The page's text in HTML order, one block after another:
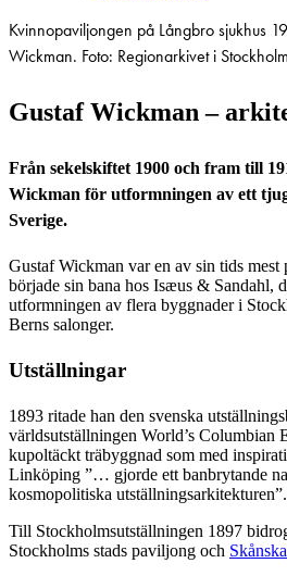
Kvinnopaviljongen på Långbro sjukhus
Wickman. Foto: Regionarkivet i
Gustaf Wickman –
Från sekelskiftet 1900 och fram till
Wickman för utformningen av ett
Sverige.
Gustaf Wickman var en av sin tids
började sin bana hos Isæus & Sandahl,
utformningen av flera byggnader i
Berns salonger.
Utställningar
1893 ritade han den svenska
världsutställningen World’s Columbian
kupoltäckt träbyggnad som med
Linköping ”… gjorde ett banbrytande
kosmopolitiska utställningsarkitekturen”.
Till Stockholmsutställningen 1897
Stockholms stads paviljong och